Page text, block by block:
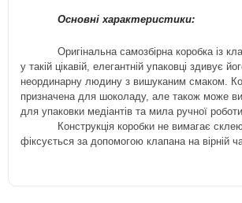
Основні характеристики:
Оригінальна самозбірна коробка із
у такій цікавій, елегантній упаковці здивує
неординарну людину з вишуканим смаком.
призначена для шоколаду, але також може
для упаковки медіантів та мила ручної роботи
Конструкція коробки не вимагає
фіксується за допомогою клапана на вірній